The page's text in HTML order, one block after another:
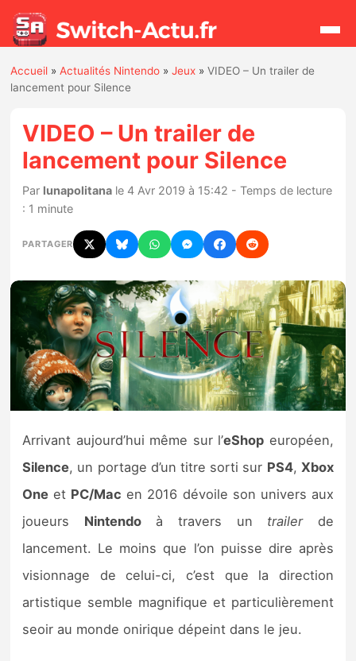
Actualités
Jeux
Hardware
Chiffres de ventes
Rumeurs
Nintendo Direct
Tests et previews
Tests de jeux
Tests d’accessoires
Autres tests
Previews
Précommandes
Accueil »Actualités Nintendo »Jeux »VIDEO – Un trailer de
lancement pour Silence
VIDEO – Un trailer de
lancement pour Silence
Par lunapolitana le 4 Avr 2019 à 15:42 - Temps de lecture
: 1 minute
PARTAGER
Arrivant aujourd’hui même sur l’eShop européen,
Silence, un portage d’un titre sorti sur PS4, Xbox
One et PC/Mac en 2016 dévoile son univers aux
joueurs Nintendoà travers un trailerde
lancement. Le moins que l’on puisse dire après
visionnage de celui-ci, c’est que la direction
artistique semble magnifique et particulièrement
seoir au monde onirique dépeint dans le jeu.